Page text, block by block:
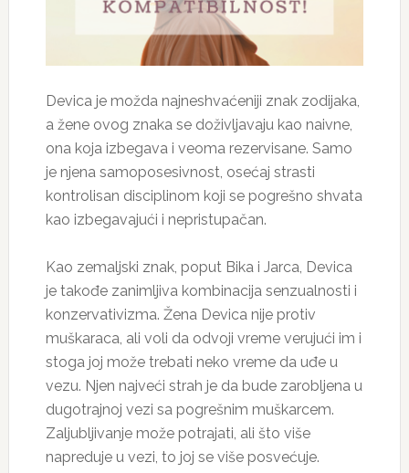
Devica je možda najneshvaćeniji znak zodijaka,
a žene ovog znaka se doživljavaju kao naivne,
ona koja izbegava i veoma rezervisane. Samo
je njena samoposesivnost, osećaj strasti
kontrolisan disciplinom koji se pogrešno shvata
kao izbegavajući i nepristupačan.
Kao zemaljski znak, poput Bika i Jarca, Devica
je takođe zanimljiva kombinacija senzualnosti i
konzervativizma. Žena Devica nije protiv
muškaraca, ali voli da odvoji vreme verujući im i
stoga joj može trebati neko vreme da uđe u
vezu. Njen najveći strah je da bude zarobljena u
dugotrajnoj vezi sa pogrešnim muškarcem.
Zaljubljivanje može potrajati, ali što više
napreduje u vezi, to joj se više posvećuje.